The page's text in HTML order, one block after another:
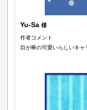
Yu-Sa 様
作者コメント
目が棒の可愛いらしいキャ